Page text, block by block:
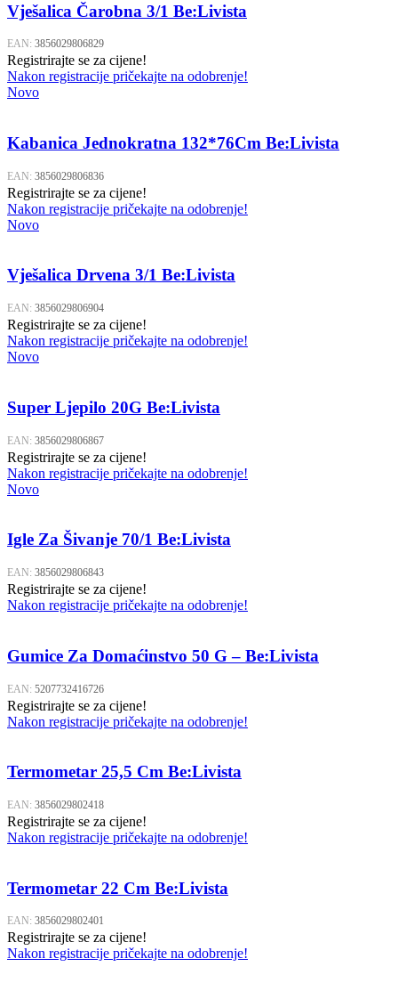
Vješalica Čarobna 3/1 Be:Livista
EAN: 3856029806829
Registrirajte se za cijene!
Nakon registracije pričekajte na odobrenje!
Novo
Kabanica Jednokratna 132*76Cm Be:Livista
EAN: 3856029806836
Registrirajte se za cijene!
Nakon registracije pričekajte na odobrenje!
Novo
Vješalica Drvena 3/1 Be:Livista
EAN: 3856029806904
Registrirajte se za cijene!
Nakon registracije pričekajte na odobrenje!
Novo
Super Ljepilo 20G Be:Livista
EAN: 3856029806867
Registrirajte se za cijene!
Nakon registracije pričekajte na odobrenje!
Novo
Igle Za Šivanje 70/1 Be:Livista
EAN: 3856029806843
Registrirajte se za cijene!
Nakon registracije pričekajte na odobrenje!
Gumice Za Domaćinstvo 50 G – Be:Livista
EAN: 5207732416726
Registrirajte se za cijene!
Nakon registracije pričekajte na odobrenje!
Termometar 25,5 Cm Be:Livista
EAN: 3856029802418
Registrirajte se za cijene!
Nakon registracije pričekajte na odobrenje!
Termometar 22 Cm Be:Livista
EAN: 3856029802401
Registrirajte se za cijene!
Nakon registracije pričekajte na odobrenje!